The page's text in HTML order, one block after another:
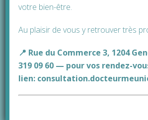
RECONSTRUCTION MAMMAIRE
DANIEL MEUNIER – GENÈVE
CHIRURGIE ESTHÉTIQUE DE LA POITRINE
ESTHÉTIQUE
votre bien-être.
Au plaisir de vous y retrouver très
📍 Rue du Commerce 3, 1204
319 09 60 — pour vos rendez-
lien: